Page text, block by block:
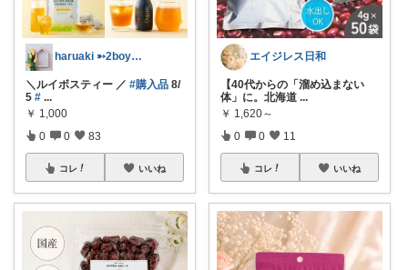
haruaki ➳2boys𖠿mom
＼ルイボスティー ／ #購入品 8/
5 # ...
￥ 1,000
0 0 83
コレ いいね
エイジレス日和
【40代からの「溜め込まない
体」に。北海道 ...
￥ 1,620～
0 0 11
コレ いいね